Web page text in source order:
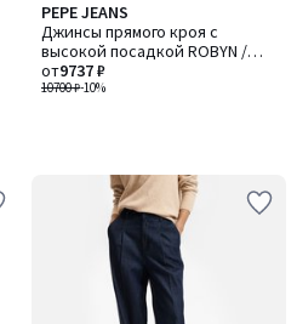
PEPE JEANS
Джинсы прямого кроя с
высокой посадкой ROBYN /
РОБИН
10700 ₽-10%
от9737 ₽